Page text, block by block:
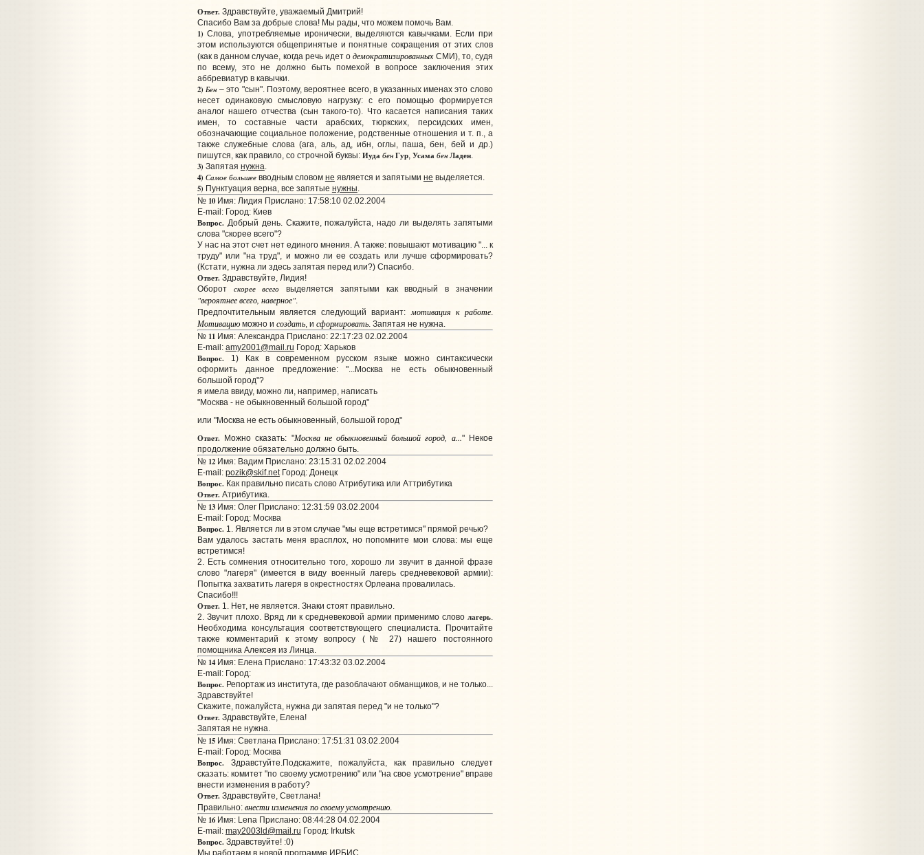
Ответ.Здравствуйте, уважаемый Дмитрий!
Спасибо Вам за добрые слова! Мы рады, что можем помочь Вам.
1) Слова, употребляемые иронически, выделяются кавычками. Если при
этом используются общепринятые и понятные сокращения от этих слов
(как в данном случае, когда речь идет одемократизированныхСМИ), то, судя
по всему, это не должно быть помехой в вопросе заключения этих
аббревиатур в кавычки.
2) Бен – это "сын". Поэтому, вероятнее всего, в указанных именах это слово
несет одинаковую смысловую нагрузку: с его помощью формируется
аналог нашего отчества (сын такого-то). Что касается написания таких
имен, то составные части арабских, тюркских, персидских имен,
обозначающие социальное положение, родственные отношения и т. п., а
также служебные слова (ага, аль, ад, ибн, оглы, паша, бен, бей и др.)
пишутся, как правило, со строчной буквы: Иуда бенГур, Усама бенЛаден.
3) Запятая нужна.
4) Самое большеевводным словом не является и запятыми не выделяется.
5) Пунктуация верна, все запятые нужны.
№ 10Имя: Лидия Прислано: 17:58:10 02.02.2004
E-mail: Город: Киев
Вопрос.Добрый день. Скажите, пожалуйста, надо ли выделять запятыми
слова "скорее всего"?
У нас на этот счет нет единого мнения. А также: повышают мотивацию "... к
труду" или "на труд", и можно ли ее создать или лучше сформировать?
(Кстати, нужна ли здесь запятая перед или?) Спасибо.
Ответ.Здравствуйте, Лидия!
Оборот скорее всего выделяется запятыми как вводный в значении
"вероятнее всего, наверное".
Предпочтительным является следующий вариант:мотивация кработе.
Мотивациюможно и создать, и сформировать. Запятая не нужна.
№ 11Имя: Александра Прислано: 22:17:23 02.02.2004
E-mail: amy2001@mail.ru Город: Харьков
Вопрос.1) Как в современном русском языке можно синтаксически
оформить данное предложение: "...Москва не есть обыкновенный
большой город"?
я имела ввиду, можно ли, например, написать
"Москва - не обыкновенный большой город"
или "Москва не есть обыкновенный, большой город"
Ответ.Можно сказать: "Москва не обыкновенный большой город, а..." Некое
продолжение обязательно должно быть.
№ 12Имя: Вадим Прислано: 23:15:31 02.02.2004
E-mail: pozik@skif.netГород: Донецк
Вопрос.Как правильно писать слово Атрибутика или Аттрибутика
Ответ.Атрибутика.
№ 13Имя: Олег Прислано: 12:31:59 03.02.2004
E-mail: Город: Москва
Вопрос.1. Является ли в этом случае "мы еще встретимся" прямой речью?
Вам удалось застать меня врасплох, но попомните мои слова: мы еще
встретимся!
2. Есть сомнения относительно того, хорошо ли звучит в данной фразе
слово "лагеря" (имеется в виду военный лагерь средневековой армии):
Попытка захватить лагеря в окрестностях Орлеана провалилась.
Спасибо!!!
Ответ.1. Нет, не является. Знаки стоят правильно.
2. Звучит плохо. Вряд ли к средневековой армии применимо слово лагерь.
Необходима консультация соответствующего специалиста. Прочитайте
также комментарий к этому вопросу (№ 27) нашего постоянного
помощника Алексея из Линца.
№ 14Имя: Елена Прислано: 17:43:32 03.02.2004
E-mail: Город:
Вопрос.Репортаж из института, где разоблачают обманщиков, и не только...
Здравствуйте!
Скажите, пожалуйста, нужна ди запятая перед "и не только"?
Ответ.Здравствуйте, Елена!
Запятая не нужна.
№ 15Имя: Светлана Прислано: 17:51:31 03.02.2004
E-mail: Город: Москва
Вопрос.Здравстуйте.Подскажите, пожалуйста, как правильно следует
сказать: комитет "по своему усмотрению" или "на свое усмотрение" вправе
внести изменения в работу?
Ответ.Здравствуйте, Светлана!
Правильно: внести изменения посвоему усмотрению.
№ 16Имя: Lena Прислано: 08:44:28 04.02.2004
E-mail: may2003ld@mail.ru Город: Irkutsk
Вопрос.Здравствуйте! :0)
Мы работаем в новой программе ИРБИС.